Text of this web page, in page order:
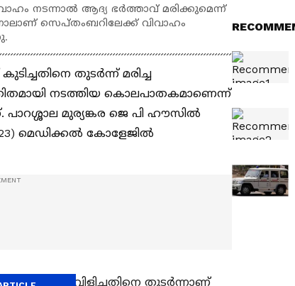
നടന്നാല്‍ ആദ്യ ഭര്‍ത്താവ് മരിക്കുമെന്ന്
സെപ്തംബറിലേക്ക് വിവാഹം
തുടര്‍ന്ന് മരിച്ച
നടത്തിയ കൊലപാതകമാണെന്ന്
മുര്യങ്കര ജെ പി ഹൗസിൽ
മെഡിക്കല്‍ കോളേജില്‍
കാമുകി വിളിച്ചതിനെ തുടര്‍ന്നാണ്